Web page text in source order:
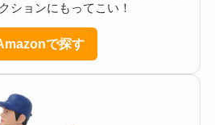
ションにもってこい！
で探す